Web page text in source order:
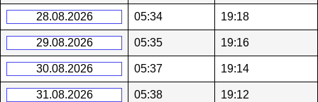
28.08.2026 05:34 19:18
29.08.2026 05:35 19:16
30.08.2026 05:37 19:14
31.08.2026 05:38 19:12